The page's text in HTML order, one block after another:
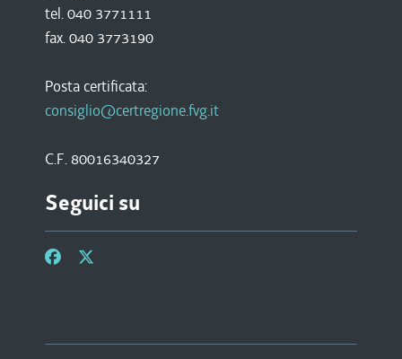
tel. 040 3771111
fax. 040 3773190
Posta certificata:
consiglio@certregione.fvg.it
C.F. 80016340327
Seguici su